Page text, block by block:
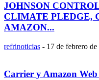
JOHNSON
CLIMATE PLEDGE,
AMAZON...
refrinoticias - 17 de febrero de
Carrier y Amazon